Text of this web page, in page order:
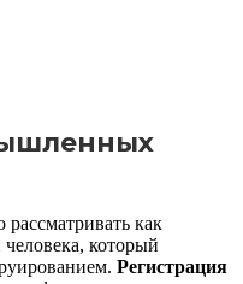
рассматривать как
человека, который
Регистрация